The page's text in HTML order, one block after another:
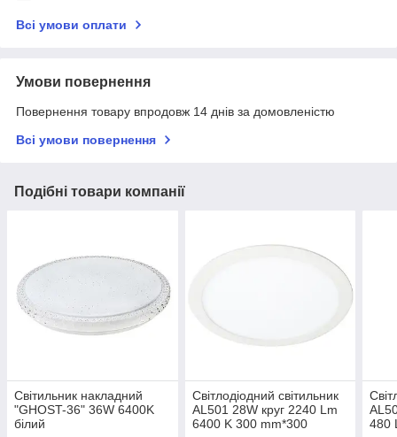
Всі умови оплати
Умови повернення
Повернення товару впродовж 14 днів за домовленістю
Всі умови повернення
Подібні товари компанії
Світильник накладний
"GHOST-36" 36W 6400K
білий
Світлодіодний світильник
AL501 28W круг 2240 Lm
6400 K 300 mm*300
480